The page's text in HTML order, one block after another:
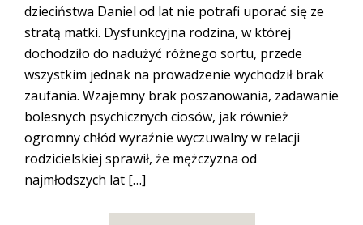
dzieciństwa Daniel od lat nie potrafi uporać się ze
stratą matki. Dysfunkcyjna rodzina, w której
dochodziło do nadużyć różnego sortu, przede
wszystkim jednak na prowadzenie wychodził brak
zaufania. Wzajemny brak poszanowania, zadawanie
bolesnych psychicznych ciosów, jak również
ogromny chłód wyraźnie wyczuwalny w relacji
rodzicielskiej sprawił, że mężczyzna od
najmłodszych lat […]